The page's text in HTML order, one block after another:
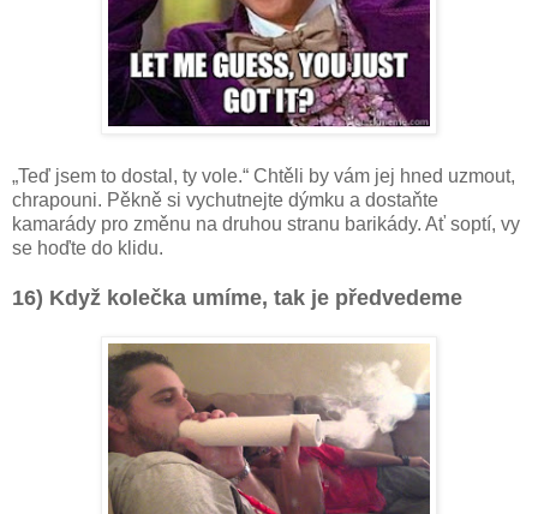
„Teď jsem to dostal, ty vole.“ Chtěli by vám jej hned uzmout,
chrapouni. Pěkně si vychutnejte dýmku a dostaňte
kamarády pro změnu na druhou stranu barikády. Ať soptí, vy
se hoďte do klidu.
16) Když kolečka umíme, tak je předvedeme